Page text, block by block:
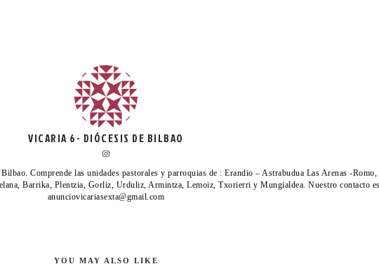
VICARIA 6- DIÓCESIS DE BILBAO
Comprende las unidades pastorales y parroquias de : Erandio – Astrabudua Las Arenas -Romo,
Barrika, Plentzia, Gorliz, Urduliz, Armintza, Lemoiz, Txorierri y Mungialdea. Nuestro contacto
anunciovicariasexta@gmail.com
YOU MAY ALSO LIKE